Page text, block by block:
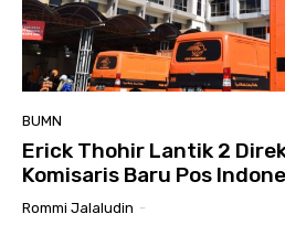
BUMN
Erick Thohir Lantik 2
Komisaris Baru Pos
Rommi Jalaludin -